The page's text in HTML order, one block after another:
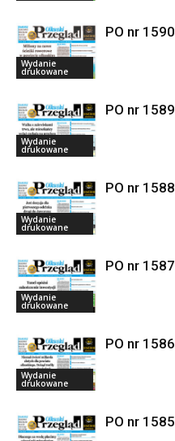
Wydanie
drukowane
PO nr 1590
Wydanie
drukowane
PO nr 1589
Wydanie
drukowane
PO nr 1588
Wydanie
drukowane
PO nr 1587
Wydanie
drukowane
PO nr 1586
PO nr 1585